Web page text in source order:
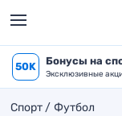
50K Бонусы на
Эксклюзивные
Спорт Футбол